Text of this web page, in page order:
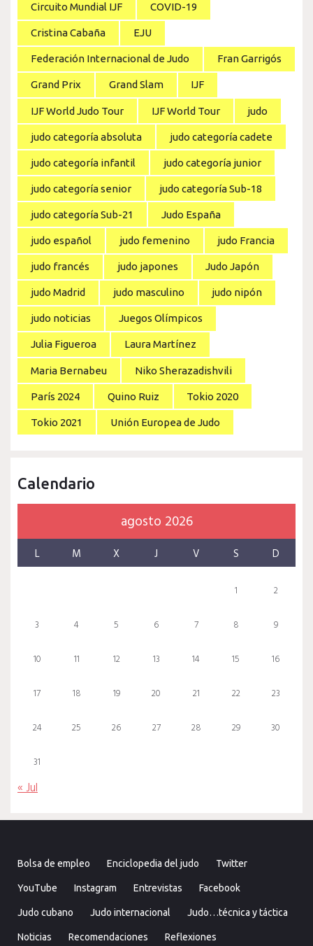
Circuito Mundial IJF COVID-19
Cristina Cabaña EJU
Federación Internacional de Judo Fran Garrigós
Grand Prix Grand Slam IJF
IJF World Judo Tour IJF World Tour judo
judo categoría absoluta judo categoría cadete
judo categoría infantil judo categoría junior
judo categoría senior judo categoría Sub-18
judo categoría Sub-21 Judo España
judo español judo femenino judo Francia
judo francés judo japones Judo Japón
judo Madrid judo masculino judo nipón
judo noticias Juegos Olímpicos
Julia Figueroa Laura Martínez
Maria Bernabeu Niko Sherazadishvili
París 2024 Quino Ruiz Tokio 2020
Tokio 2021 Unión Europea de Judo
Calendario
agosto 2026
L M X J V S D
1 2
3 4 5 6 7 8 9
10 11 12 13 14 15 16
17 18 19 20 21 22 23
24 25 26 27 28 29 30
31
« Jul
Bolsa de empleo Enciclopedia del judo Twitter
YouTube Instagram Entrevistas Facebook
Judo cubano Judo internacional Judo…técnica y táctica
Noticias Recomendaciones Reflexiones